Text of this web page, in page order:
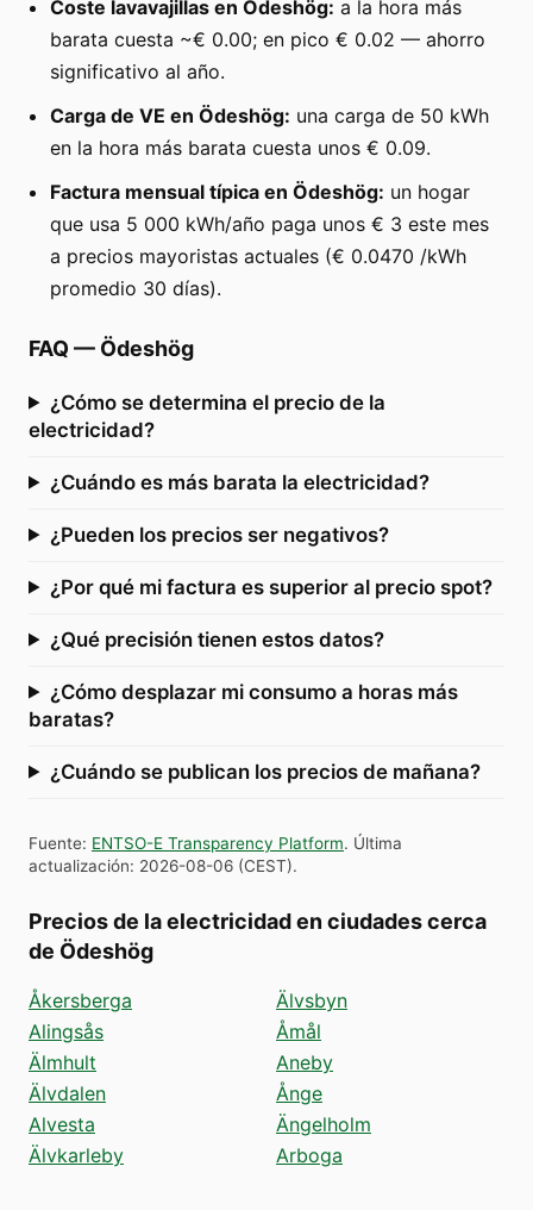
Coste lavavajillas en Ödeshög: a la hora más
barata cuesta ~€ 0.00; en pico € 0.02 — ahorro
significativo al año.
Carga de VE en Ödeshög: una carga de 50 kWh
en la hora más barata cuesta unos € 0.09.
Factura mensual típica en Ödeshög: un hogar
que usa 5 000 kWh/año paga unos € 3 este mes
a precios mayoristas actuales (€ 0.0470 /kWh
promedio 30 días).
FAQ — Ödeshög
¿Cómo se determina el precio de la
electricidad?
¿Cuándo es más barata la electricidad?
¿Pueden los precios ser negativos?
¿Por qué mi factura es superior al precio spot?
¿Qué precisión tienen estos datos?
¿Cómo desplazar mi consumo a horas más
baratas?
¿Cuándo se publican los precios de mañana?
Fuente: ENTSO-E Transparency Platform. Última
actualización: 2026-08-06 (CEST).
Precios de la electricidad en ciudades cerca
de Ödeshög
Åkersberga
Alingsås
Älmhult
Älvdalen
Alvesta
Älvkarleby
Älvsbyn
Åmål
Aneby
Ånge
Ängelholm
Arboga